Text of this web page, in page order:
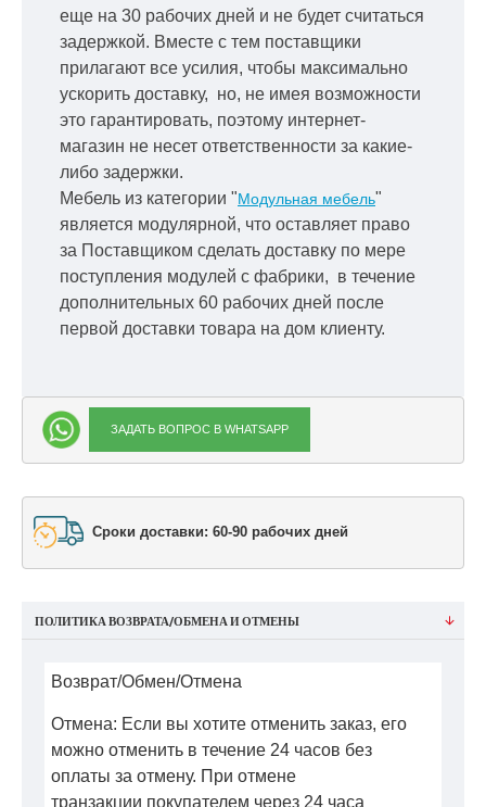
еще на 30 рабочих дней и не будет считаться
задержкой. Вместе с тем поставщики
прилагают все усилия, чтобы максимально
ускорить доставку, но, не имея возможности
это гарантировать, поэтому интернет-
магазин не несет ответственности за какие-
либо задержки.
Мебель из категории "Модульная мебель"
является модулярной, что оставляет право
за Поставщиком сделать доставку по мере
поступления модулей с фабрики, в течение
дополнительных 60 рабочих дней после
первой доставки товара на дом клиенту.
ЗАДАТЬ ВОПРОС В WHATSAPP
Сроки доставки: 60-90 рабочих дней
ПОЛИТИКА ВОЗВРАТА/ОБМЕНА И ОТМЕНЫ
Возврат/Обмен/Отмена
Отмена: Если вы хотите отменить заказ, его
можно отменить в течение 24 часов без
оплаты за отмену. При отмене
транзакции покупателем через 24 часа